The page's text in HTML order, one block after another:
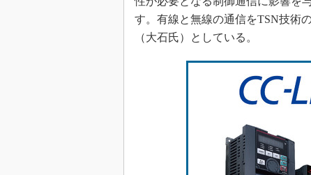
す。有線と無線の通信をTSN技術
（大石氏）としている。